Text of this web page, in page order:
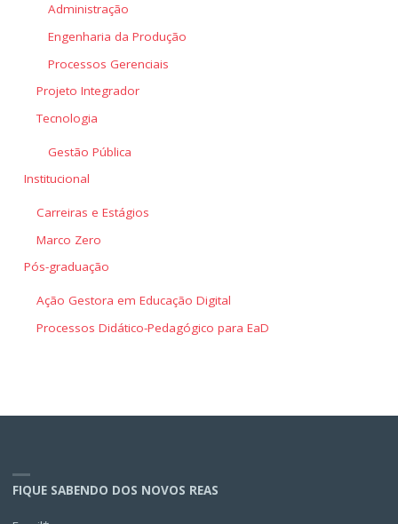
Administração
Engenharia da Produção
Processos Gerenciais
Projeto Integrador
Tecnologia
Gestão Pública
Institucional
Carreiras e Estágios
Marco Zero
Pós-graduação
Ação Gestora em Educação Digital
Processos Didático-Pedagógico para EaD
FIQUE SABENDO DOS NOVOS REAS